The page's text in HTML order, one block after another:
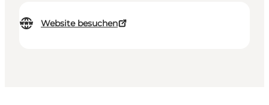
Website besuchen